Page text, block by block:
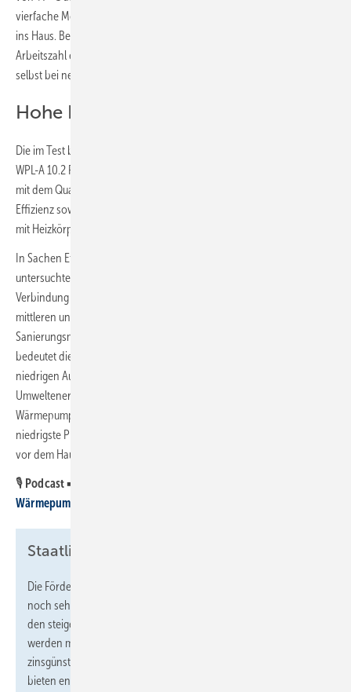
vierfache Menge der hineingesteckten elektrischen Energie als Wärme
ins Haus. Bei minus 7 °C liegt die Arbeitszahl immer noch bei 2. Die
Arbeitszahl einer Gasheizung liegt im Vergleich nur bei 0,9 bis 1,0 –
selbst bei neuesten Geräten.
Hohe Effizienz auch mit Heizkörpern
Die im Test berücksichtigte Stiebel Eltron-Luft-Wasser-Wärmepumpe
WPL-A 10.2 Plus HK 400 belegte den 2. Platz von 5 getesteten Geräten
mit dem Qualitätsurteil „Gut“ (2,2). Das Gerät punktet im Test mit hoher
Effizienz sowohl in Verbindung mit einer Fußbodenheizung wie auch
mit Heizkörpern.
In Sachen Effizienz ist keine andere der von Stiftung Warentest
untersuchten Wärmepumpen besser. „Gerade die hohe Effizienz in
Verbindung mit Heizkörpern, also einer hohen Vorlauftemperatur, in
mittleren und kälteren Klimazonen macht das Gerät zur idealen
Sanierungsmaschine“, erklärt Henning Schulz. „Für den Nutzer
bedeutet die hohe Effizienz bares Geld - denn es wird auch bei
niedrigen Außentemperaturen noch ein großer Anteil kostenloser
Umweltenergie eingekoppelt.“ Unter den bestbewerteten
Wärmepumpen ist das Stiebel Eltron-System das leichteste und
niedrigste Produkt. „Mit der geringen Höhe wirkt die Wärmepumpe
vor dem Haus deutlich weniger klobig“, so Schulz.
🎙️ Podcast➡️
Wärme­pumpen­test
Staatliche Förderung nutzen
Die Förderbedingungen für die Heizungssanierung sind derzeit
noch sehr attraktiv. Verbraucher, die mit einem Heizungswechsel
den steigenden Kosten von Erdöl und Gas entkommen wollen,
werden mit weitreichenden staatlichen Zuschüssen und
zinsgünstigen Krediten unterstützt. Auch viele Privatbanken
bieten entsprechende Kredite an.